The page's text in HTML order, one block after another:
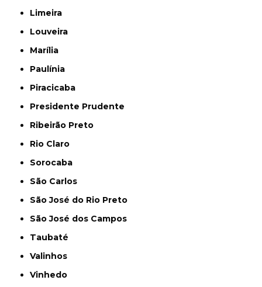
Limeira
Louveira
Marília
Paulínia
Piracicaba
Presidente Prudente
Ribeirão Preto
Rio Claro
Sorocaba
São Carlos
São José do Rio Preto
São José dos Campos
Taubaté
Valinhos
Vinhedo